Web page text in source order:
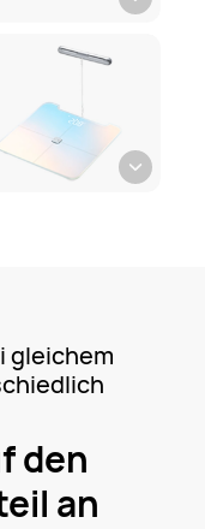
gleichem
den
an